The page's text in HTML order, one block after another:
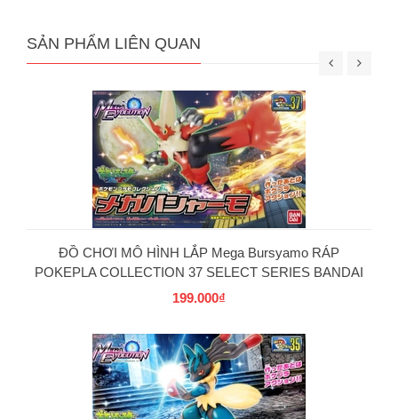
SẢN PHẨM LIÊN QUAN
ĐỒ CHƠI MÔ HÌNH LẮP Mega Bursyamo RÁP
POKEPLA COLLECTION 37 SELECT SERIES BANDAI
199.000₫